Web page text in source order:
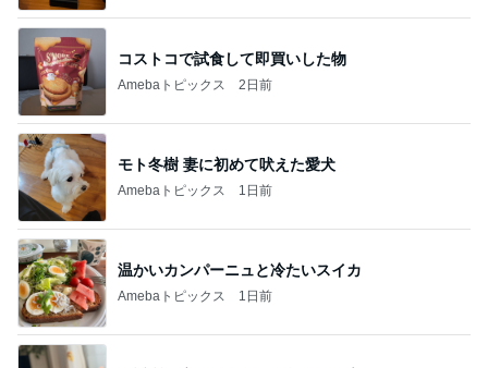
コストコで試食して即買いした物
Amebaトピックス 2日前
モト冬樹 妻に初めて吠えた愛犬
Amebaトピックス 1日前
温かいカンパーニュと冷たいスイカ
Amebaトピックス 1日前